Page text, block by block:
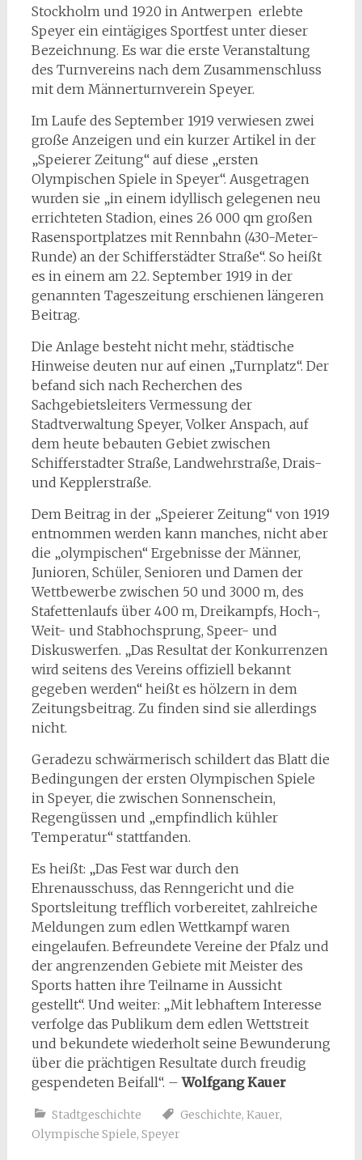
Stockholm und 1920 in Antwerpen erlebte
Speyer ein eintägiges Sportfest unter dieser
Bezeichnung. Es war die erste Veranstaltung
des Turnvereins nach dem Zusammenschluss
mit dem Männerturnverein Speyer.
Im Laufe des September 1919 verwiesen zwei
große Anzeigen und ein kurzer Artikel in der
„Speierer Zeitung“ auf diese „ersten
Olympischen Spiele in Speyer“. Ausgetragen
wurden sie „in einem idyllisch gelegenen neu
errichteten Stadion, eines 26 000 qm großen
Rasensportplatzes mit Rennbahn (430-Meter-
Runde) an der Schifferstädter Straße“. So heißt
es in einem am 22. September 1919 in der
genannten Tageszeitung erschienen längeren
Beitrag.
Die Anlage besteht nicht mehr, städtische
Hinweise deuten nur auf einen „Turnplatz“. Der
befand sich nach Recherchen des
Sachgebietsleiters Vermessung der
Stadtverwaltung Speyer, Volker Anspach, auf
dem heute bebauten Gebiet zwischen
Schifferstadter Straße, Landwehrstraße, Drais-
und Kepplerstraße.
Dem Beitrag in der „Speierer Zeitung“ von 1919
entnommen werden kann manches, nicht aber
die „olympischen“ Ergebnisse der Männer,
Junioren, Schüler, Senioren und Damen der
Wettbewerbe zwischen 50 und 3000 m, des
Stafettenlaufs über 400 m, Dreikampfs, Hoch-,
Weit- und Stabhochsprung, Speer- und
Diskuswerfen. „Das Resultat der Konkurrenzen
wird seitens des Vereins offiziell bekannt
gegeben werden“ heißt es hölzern in dem
Zeitungsbeitrag. Zu finden sind sie allerdings
nicht.
Geradezu schwärmerisch schildert das Blatt die
Bedingungen der ersten Olympischen Spiele
in Speyer, die zwischen Sonnenschein,
Regengüssen und „empfindlich kühler
Temperatur“ stattfanden.
Es heißt: „Das Fest war durch den
Ehrenausschuss, das Renngericht und die
Sportsleitung trefflich vorbereitet, zahlreiche
Meldungen zum edlen Wettkampf waren
eingelaufen. Befreundete Vereine der Pfalz und
der angrenzenden Gebiete mit Meister des
Sports hatten ihre Teilname in Aussicht
gestellt“. Und weiter: „Mit lebhaftem Interesse
verfolge das Publikum dem edlen Wettstreit
und bekundete wiederholt seine Bewunderung
über die prächtigen Resultate durch freudig
gespendeten Beifall“. –Wolfgang Kauer
Stadtgeschichte Geschichte, Kauer,
Olympische Spiele, Speyer